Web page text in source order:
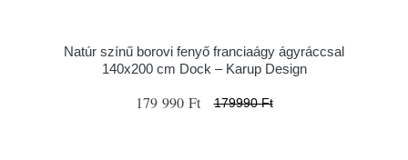
Natúr színű borovi fenyő franciaágy ágyráccsal
140x200 cm Dock – Karup Design
179 990 Ft 179990 Ft